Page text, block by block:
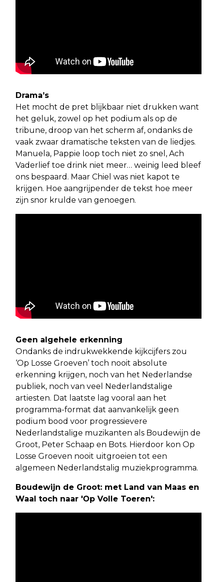
Drama’s
Het mocht de pret blijkbaar niet drukken want
het geluk, zowel op het podium als op de
tribune, droop van het scherm af, ondanks de
vaak zwaar dramatische teksten van de liedjes.
Manuela, Pappie loop toch niet zo snel, Ach
Vaderlief toe drink niet meer… weinig leed bleef
ons bespaard. Maar Chiel was niet kapot te
krijgen. Hoe aangrijpender de tekst hoe meer
zijn snor krulde van genoegen.
Geen algehele erkenning
Ondanks de indrukwekkende kijkcijfers zou
‘Op Losse Groeven’ toch nooit absolute
erkenning krijgen, noch van het Nederlandse
publiek, noch van veel Nederlandstalige
artiesten. Dat laatste lag vooral aan het
programma-format dat aanvankelijk geen
podium bood voor progressievere
Nederlandstalige muzikanten als Boudewijn de
Groot, Peter Schaap en Bots. Hierdoor kon Op
Losse Groeven nooit uitgroeien tot een
algemeen Nederlandstalig muziekprogramma.
Boudewijn de Groot: met Land van Maas en
Waal toch naar 'Op Volle Toeren':